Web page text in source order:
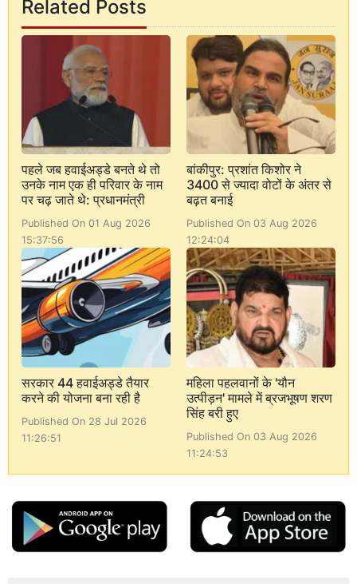
Related Posts
पहले जब हवाईअड्डे बनते थे तो
उनके नाम एक ही परिवार के नाम
पर चढ़ जाते थे: प्रधानमंत्री
Published On 01 Aug 2026
15:37:56
बांकीपुर: प्रशांत किशोर ने
3400 से ज्यादा वोटों के अंतर से
बढ़त बनाई
Published On 03 Aug 2026
12:24:04
सरकार 44 हवाईअड्डे तैयार
करने की योजना बना रही है
Published On 28 Jul 2026
11:26:51
महिला पहलवानों के 'यौन
उत्पीड़न' मामले में ब्रजभूषण शरण
सिंह बरी हुए
Published On 03 Aug 2026
11:24:53